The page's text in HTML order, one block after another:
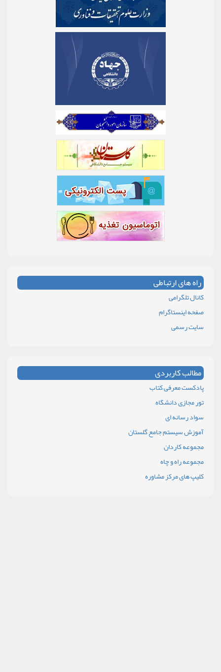
راه های ارتباطی
کانال تلگرامی
صفحه اینستاگرام
سایت رسمی
مطالب کاربردی
پادکست معرفی کتاب
تور مجازی دانشگاه
سواد رسانه ای
آموزش سیستم جامع گلستان
مجموعه کاردان
مجموعه راه و چاه
کلیپ های مرکز مشاوره